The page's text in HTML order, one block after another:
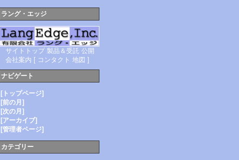
ラング・エッジ
サイトトップ 製品＆受託 公開
会社案内 [ コンタクト 地図 ]
ナビゲート
[トップページ]
[前の月]
[次の月]
[アーカイブ]
[管理者ページ]
カテゴリー